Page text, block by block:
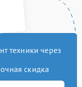
техники через
скидка